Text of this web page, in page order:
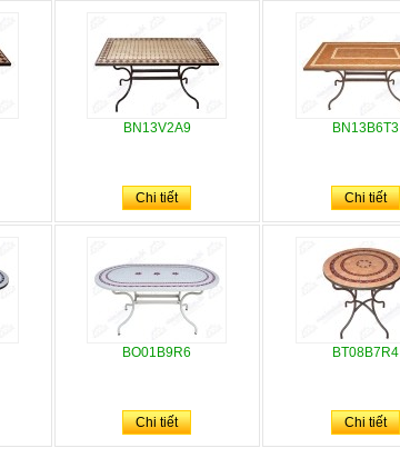
BN13V2A9
Chi tiết
BN13B6T3
Chi tiết
BO01B9R6
Chi tiết
BT08B7R4
Chi tiết